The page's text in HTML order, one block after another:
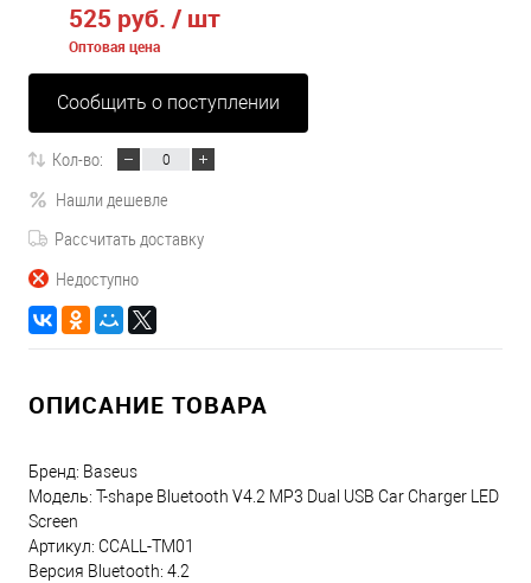
525 руб. / шт
Оптовая цена
Сообщить о поступлении
Кол-во:
Нашли дешевле
Рассчитать доставку
Недоступно
ОПИСАНИЕ ТОВАРА
Бренд: Baseus
Модель: T-shape Bluetooth V4.2 MP3 Dual USB Car Charger LED
Screen
Артикул: CCALL-TM01
Версия Bluetooth: 4.2